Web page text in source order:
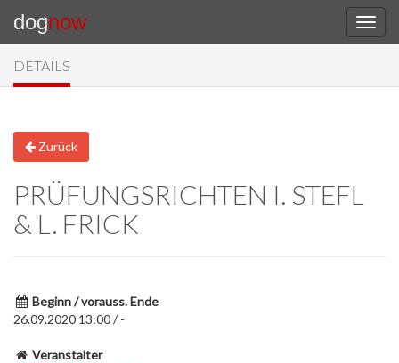
dognow
DETAILS
Zurück
PRÜFUNGSRICHTEN I. STEFL
& L. FRICK
Beginn / vorauss. Ende
26.09.2020 13:00 / -
Veranstalter